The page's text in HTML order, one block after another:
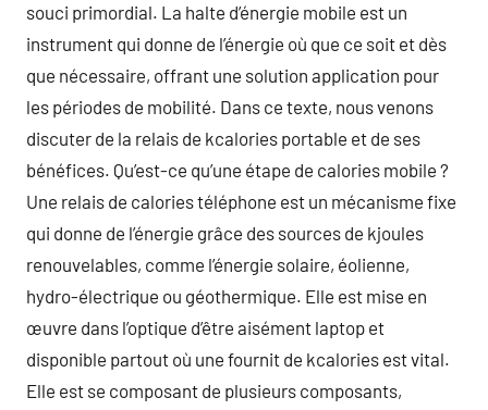
souci primordial. La halte d’énergie mobile est un
instrument qui donne de l’énergie où que ce soit et dès
que nécessaire, offrant une solution application pour
les périodes de mobilité. Dans ce texte, nous venons
discuter de la relais de kcalories portable et de ses
bénéfices. Qu’est-ce qu’une étape de calories mobile ?
Une relais de calories téléphone est un mécanisme fixe
qui donne de l’énergie grâce des sources de kjoules
renouvelables, comme l’énergie solaire, éolienne,
hydro-électrique ou géothermique. Elle est mise en
œuvre dans l’optique d’être aisément laptop et
disponible partout où une fournit de kcalories est vital.
Elle est se composant de plusieurs composants,